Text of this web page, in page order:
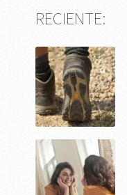
RECIENTE: